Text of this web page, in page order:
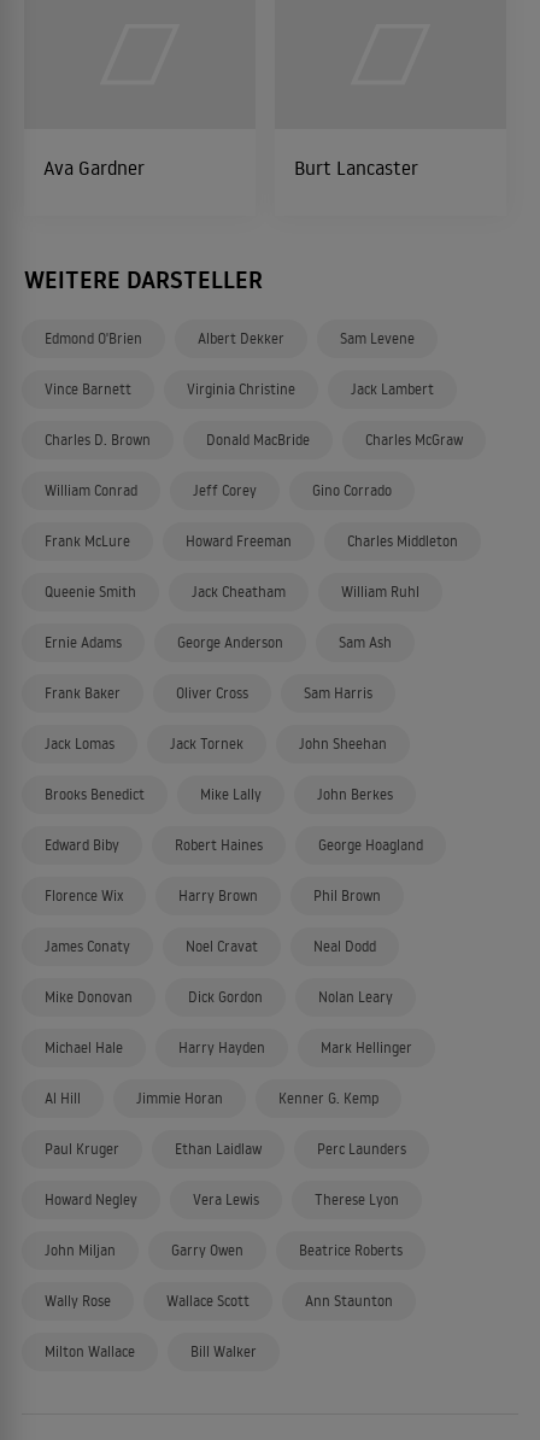
Ava Gardner Burt Lancaster
WEITERE DARSTELLER
Edmond O'Brien Albert Dekker Sam Levene
Vince Barnett Virginia Christine Jack Lambert
Charles D. Brown Donald MacBride Charles McGraw
William Conrad Jeff Corey Gino Corrado
Frank McLure Howard Freeman Charles Middleton
Queenie Smith Jack Cheatham William Ruhl
Ernie Adams George Anderson Sam Ash
Frank Baker Oliver Cross Sam Harris
Jack Lomas Jack Tornek John Sheehan
Brooks Benedict Mike Lally John Berkes
Edward Biby Robert Haines George Hoagland
Florence Wix Harry Brown Phil Brown
James Conaty Noel Cravat Neal Dodd
Mike Donovan Dick Gordon Nolan Leary
Michael Hale Harry Hayden Mark Hellinger
Al Hill Jimmie Horan Kenner G. Kemp
Paul Kruger Ethan Laidlaw Perc Launders
Howard Negley Vera Lewis Therese Lyon
John Miljan Garry Owen Beatrice Roberts
Wally Rose Wallace Scott Ann Staunton
Milton Wallace Bill Walker